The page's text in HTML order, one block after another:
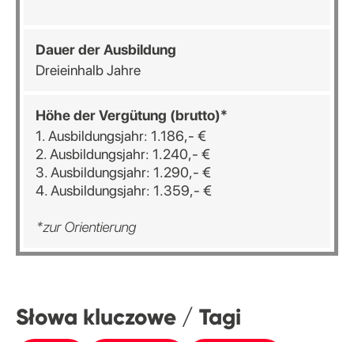
Dauer der Ausbildung
Dreieinhalb Jahre
Höhe der Vergütung (brutto)*
1. Ausbildungsjahr: 1.186,- €
2. Ausbildungsjahr: 1.240,- €
3. Ausbildungsjahr: 1.290,- €
4. Ausbildungsjahr: 1.359,- €
*zur Orientierung
Słowa kluczowe / Tagi